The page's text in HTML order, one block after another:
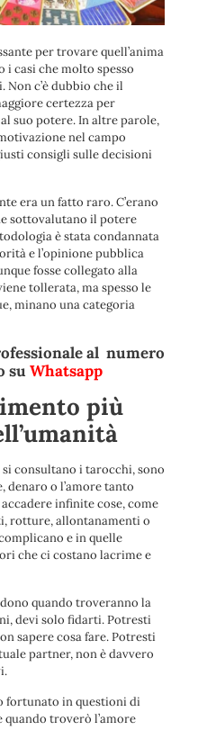
per trovare quell’anima
i casi che molto spesso
c’è dubbio che il
certezza per
suo potere. In altre parole,
nel campo
consigli sulle decisioni
era un fatto raro. C’erano
sottovalutano il potere
è stata condannata
e l’opinione pubblica
fosse collegato alla
tollerata, ma spesso le
minano una categoria
al numero
suWhatsapp
più
consultano i tarocchi, sono
o l’amore tanto
infinite cose, come
rotture, allontanamenti o
e in quelle
che ci costano lacrime e
quando troveranno la
devi solo fidarti. Potresti
sapere cosa fare. Potresti
partner, non è davvero
fortunato in questioni di
troverò l’amore